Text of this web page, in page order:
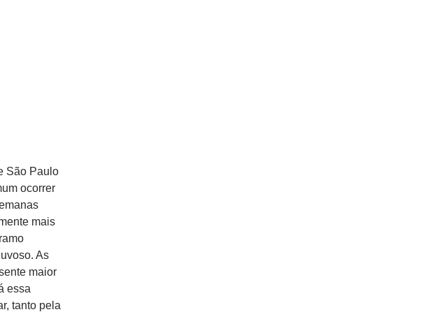
São Paulo
ocorrer
mais
As
maior
essa
tanto pela